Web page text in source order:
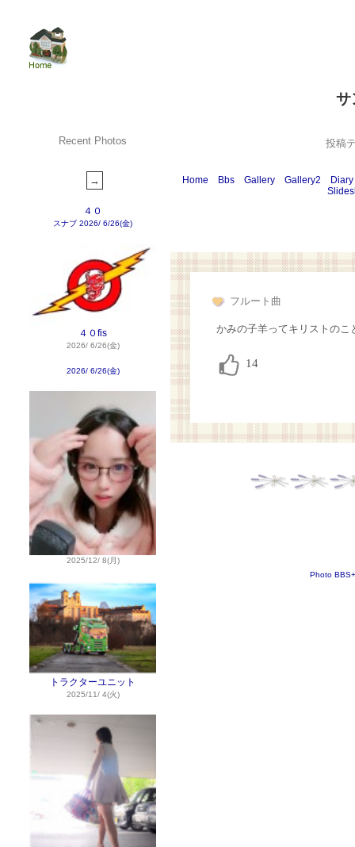
サ
Recent Photos
４０
スナブ 2026/ 6/26(金)
４０fis
2026/ 6/26(金)
2026/ 6/26(金)
2025/12/ 8(月)
トラクターユニット
2025/11/ 4(火)
投稿
Home Bbs Gallery Gallery2
Diary
フルート曲
かみの子羊ってキリストのこ
Photo BBS+